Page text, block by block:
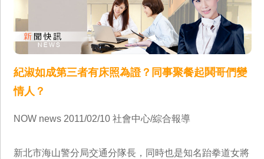
紀淑如成第三者有床照為證？同事聚餐起鬨哥們變
情人？
NOW news 2011/02/10 社會中心/綜合報導
新北市海山警分局交通分隊長，同時也是知名跆拳道女將